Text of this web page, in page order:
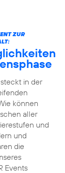
ZUR
in der
können
aller
und
und
die
Events